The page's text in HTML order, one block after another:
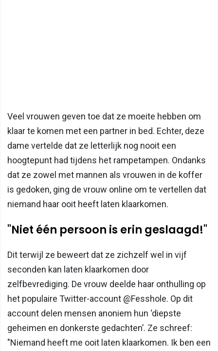
Veel vrouwen geven toe dat ze moeite hebben om
klaar te komen met een partner in bed. Echter, deze
dame vertelde dat ze letterlijk nog nooit een
hoogtepunt had tijdens het rampetampen. Ondanks
dat ze zowel met mannen als vrouwen in de koffer
is gedoken, ging de vrouw online om te vertellen dat
niemand haar ooit heeft laten klaarkomen.
"Niet één persoon is erin geslaagd!"
Dit terwijl ze beweert dat ze zichzelf wel in vijf
seconden kan laten klaarkomen door
zelfbevrediging. De vrouw deelde haar onthulling op
het populaire Twitter-account @Fesshole. Op dit
account delen mensen anoniem hun ‘diepste
geheimen en donkerste gedachten’. Ze schreef:
"Niemand heeft me ooit laten klaarkomen. Ik ben een